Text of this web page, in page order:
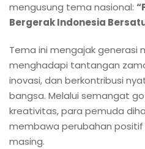
mengusung tema nasional:
Bergerak Indonesia
Tema ini mengajak generasi
menghadapi tantangan
inovasi, dan berkontribusi
bangsa. Melalui semangat
kreativitas, para pemuda
membawa perubahan positif
masing.